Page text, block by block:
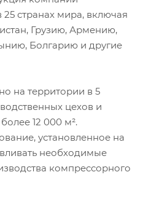
25 странах мира, включая
Грузию, Армению,
Болгарию и другие
на территории в 5
цехов и
12 000 м².
установленное на
необходимые
компрессорного